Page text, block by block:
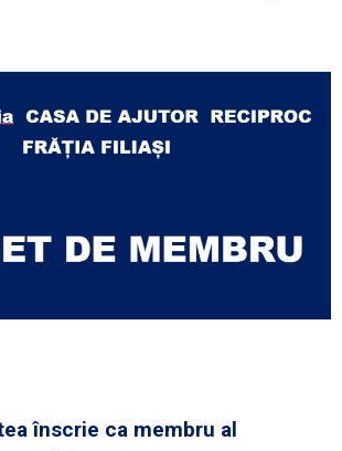
înscrie ca membru al